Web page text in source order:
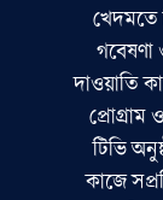
খেদমতে
গবেষণা
দাওয়াতি
প্রোগ্রাম
টিভি
কাজে